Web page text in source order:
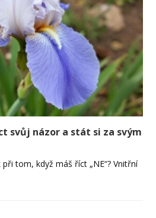
svůj názor a stát si za svým
tom, když máš říct „NE“? Vnitřní